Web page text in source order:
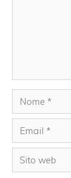
Nome
Email
Sito
web